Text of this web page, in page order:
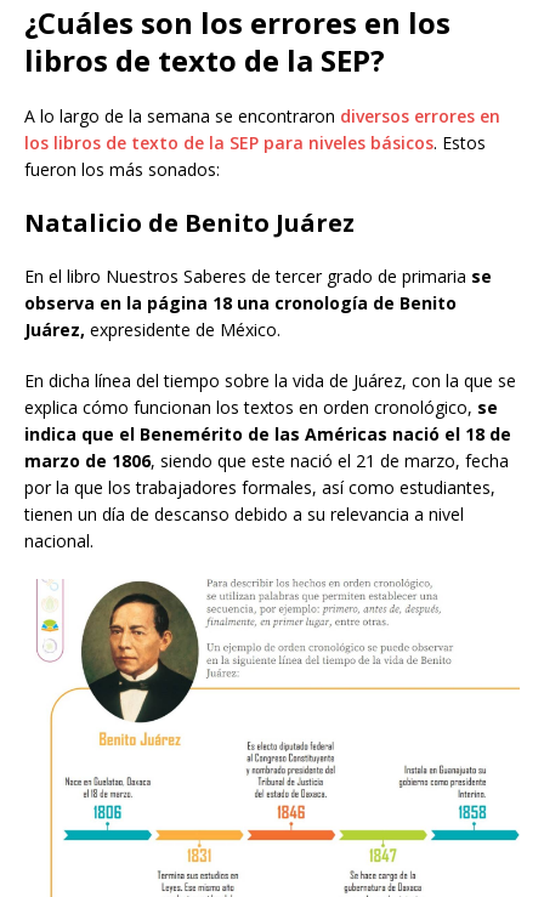
¿Cuáles son los errores en los
libros de texto de la SEP?
A lo largo de la semana se encontraron diversos errores en
los libros de texto de la SEP para niveles básicos. Estos
fueron los más sonados:
Natalicio de Benito Juárez
En el libro Nuestros Saberes de tercer grado de primaria se
observa en la página 18 una cronología de Benito
Juárez, expresidente de México.
En dicha línea del tiempo sobre la vida de Juárez, con la que se
explica cómo funcionan los textos en orden cronológico, se
indica que el Benemérito de las Américas nació el 18 de
marzo de 1806, siendo que este nació el 21 de marzo, fecha
por la que los trabajadores formales, así como estudiantes,
tienen un día de descanso debido a su relevancia a nivel
nacional.